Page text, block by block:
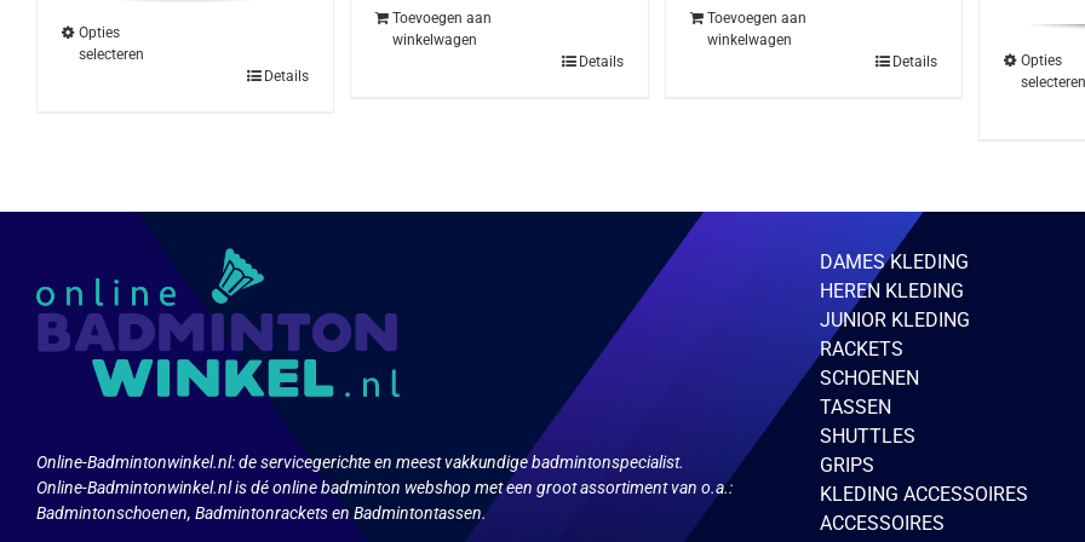
Opties
selecteren
kan
worden
de
productpagina
Details
Toevoegen aan
winkelwagen
Details
Toevoegen aan
winkelwagen
Details
Opties
selecteren
Online-Badmintonwinkel.nl:de servicegerichte en meest vakkundige badmintonspecialist.
Online-Badmintonwinkel.nl is dé online badminton webshop met een groot assortiment van o.a.:
Badmintonschoenen, Badmintonrackets en Badmintontassen.
DAMES KLEDING
HEREN KLEDING
JUNIOR KLEDING
RACKETS
SCHOENEN
TASSEN
SHUTTLES
GRIPS
KLEDING ACCESSOIRES
ACCESSOIRES